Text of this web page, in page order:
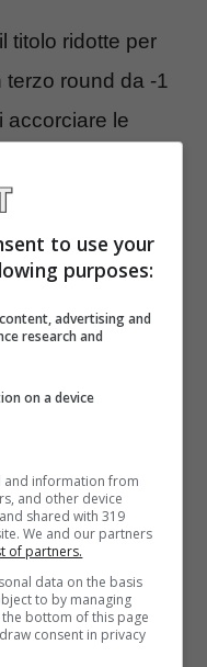
titolo ridotte per
terzo round da -1
accorciare le
coreano Kim,
Taylor. Rory
nell’ultimo giro
anche dai
gli
prime
to use your
purposes:
advertising and
research and
on a device
and information from
and other device
shared with 319
We and our partners
of partners.
data on the basis
to by managing
bottom of this page
consent in privacy